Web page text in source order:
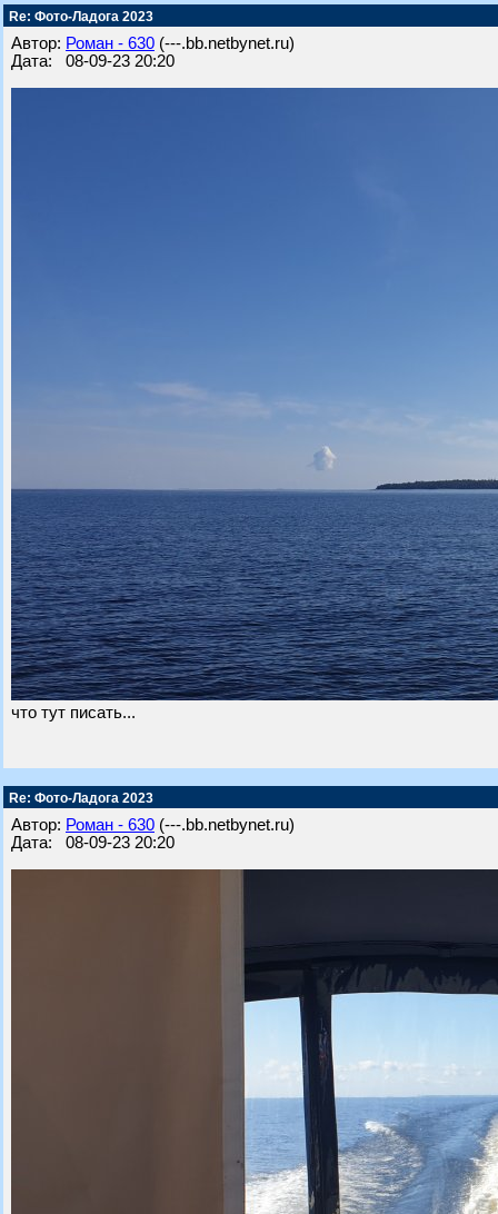
Re: Фото-Ладога 2023
Автор: Роман - 630 (---.bb.netbynet.ru)
Дата: 08-09-23 20:20
что тут писать...
Re: Фото-Ладога 2023
Автор: Роман - 630 (---.bb.netbynet.ru)
Дата: 08-09-23 20:20